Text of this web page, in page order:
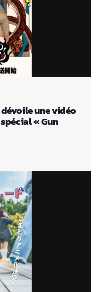
dévoile une vidéo
« Gun